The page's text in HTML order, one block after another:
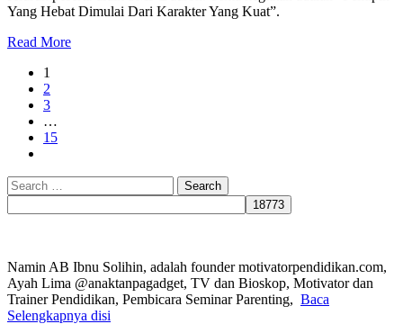
Yang Hebat Dimulai Dari Karakter Yang Kuat”.
Read More
1
2
3
…
15
Search
for:
Namin AB Ibnu Solihin, adalah founder motivatorpendidikan.com,
Ayah Lima @anaktanpagadget, TV dan Bioskop, Motivator dan
Trainer Pendidikan, Pembicara Seminar Parenting, Baca
Selengkapnya disi